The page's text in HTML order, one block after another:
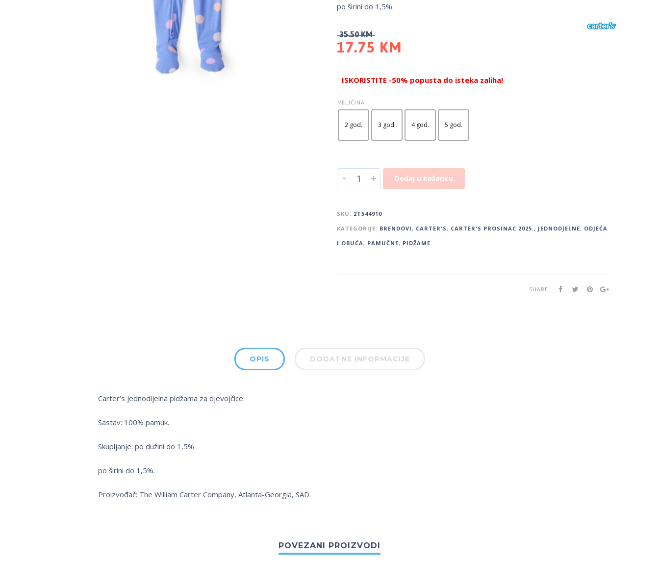
po širini do 1,5%.
35.50KM
17.75 KM
ISKORISTITE -50% popusta do isteka zaliha!
VELIČINA
2 god. 3 god. 4 god. 5 god.
- + Dodaj u košaricu
SKU: 2T544910
KATEGORIJE: BRENDOVI, CARTER'S, CARTER'S PROSINAC 2025., JEDNODJELNE, ODJEĆA
I OBUĆA, PAMUČNE, PIDŽAME
SHARE
OPIS DODATNE INFORMACIJE
Carter’s jednodijelna pidžama za djevojčice.
Sastav: 100% pamuk.
Skupljanje: po dužini do 1,5%
po širini do 1,5%.
Proizvođač: The William Carter Company, Atlanta-Georgia, SAD.
POVEZANI PROIZVODI